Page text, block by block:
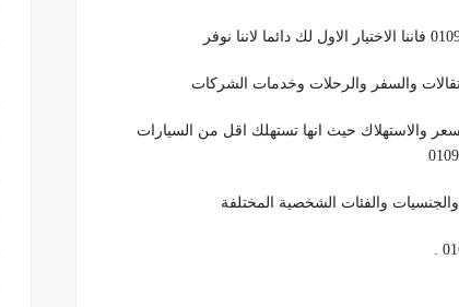
والسفر والرحلات وخدمات الشركات
والاستهلاك حيث انها تستهلك اقل من السيارات
والفئات الشخصية المختلفة